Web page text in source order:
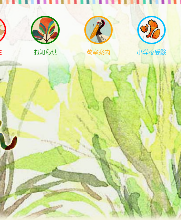
お知らせ 教室案内 小学校受験